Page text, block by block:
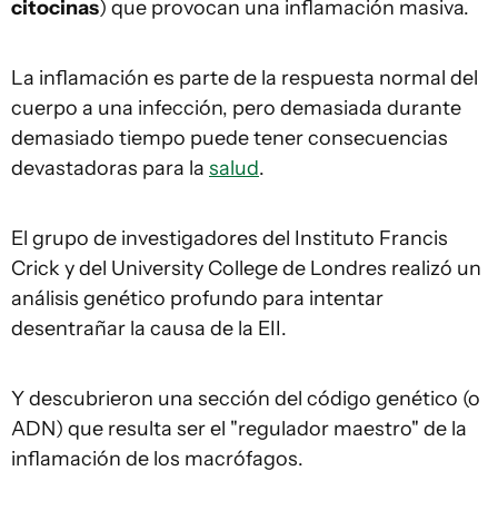
citocinas) que provocan una inflamación masiva.
La inflamación es parte de la respuesta normal del
cuerpo a una infección, pero demasiada durante
demasiado tiempo puede tener consecuencias
devastadoras para la salud.
El grupo de investigadores del Instituto Francis
Crick y del University College de Londres realizó un
análisis genético profundo para intentar
desentrañar la causa de la EII.
Y descubrieron una sección del código genético (o
ADN) que resulta ser el "regulador maestro" de la
inflamación de los macrófagos.